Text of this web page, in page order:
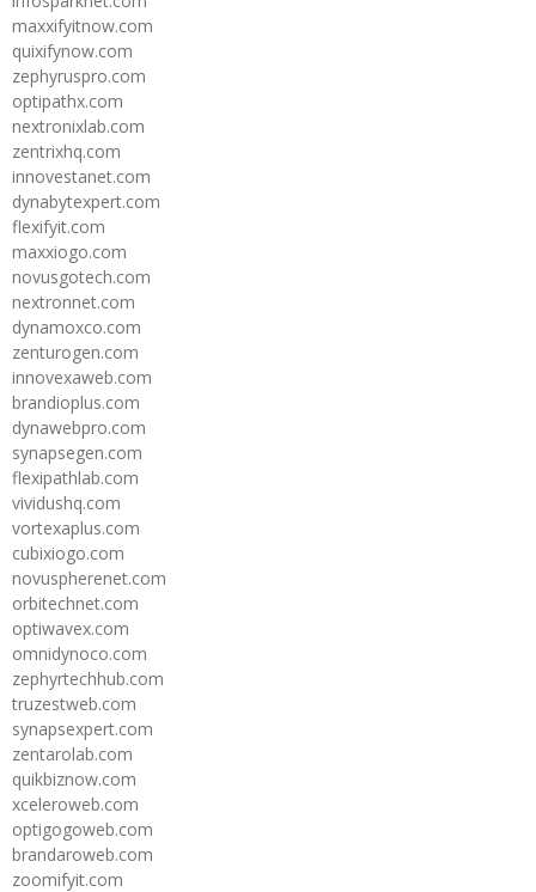
maxxifyitnow.com
quixifynow.com
zephyruspro.com
optipathx.com
nextronixlab.com
zentrixhq.com
innovestanet.com
dynabytexpert.com
flexifyit.com
maxxiogo.com
novusgotech.com
nextronnet.com
dynamoxco.com
zenturogen.com
innovexaweb.com
brandioplus.com
dynawebpro.com
synapsegen.com
flexipathlab.com
vividushq.com
vortexaplus.com
cubixiogo.com
novuspherenet.com
orbitechnet.com
optiwavex.com
omnidynoco.com
zephyrtechhub.com
truzestweb.com
synapsexpert.com
zentarolab.com
quikbiznow.com
xceleroweb.com
optigogoweb.com
brandaroweb.com
zoomifyit.com